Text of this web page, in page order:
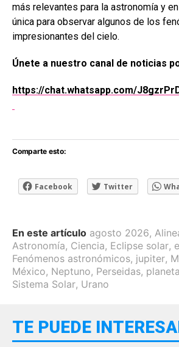
más relevantes para la astronomía y
única para observar algunos de los
impresionantes del cielo.
Únete a nuestro canal de noticias
https://chat.whatsapp.com/
Comparte esto:
Facebook Twitter
En este artículo agosto 2026,
Astronomía, Ciencia, Eclipse solar,
Fenómenos astronómicos, jupiter,
México, Neptuno, Perseidas,
Sistema Solar, Urano
TE PUEDE